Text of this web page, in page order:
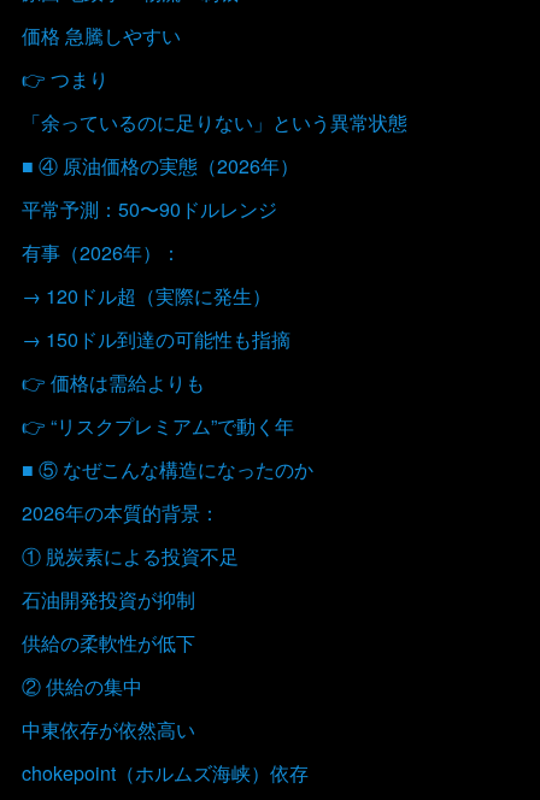
価格 急騰しやすい
👉 つまり
「余っているのに足りない」という異常状態
■ ④ 原油価格の実態（2026年）
平常予測：50〜90ドルレンジ
有事（2026年）：
→ 120ドル超（実際に発生）
→ 150ドル到達の可能性も指摘
👉 価格は需給よりも
👉 “リスクプレミアム”で動く年
■ ⑤ なぜこんな構造になったのか
2026年の本質的背景：
① 脱炭素による投資不足
石油開発投資が抑制
供給の柔軟性が低下
② 供給の集中
中東依存が依然高い
chokepoint（ホルムズ海峡）依存